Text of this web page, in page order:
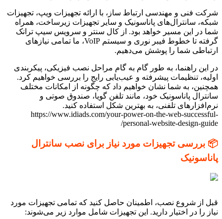
شرکت فنی و مهندسی ارتباط ساز، با ارائه تجهیزات ویپ، تجهیزات
شبکه، سانترال‌های پاناسونیک و سایر تجهیزات زیرساخت، همراه
شما در این مسیر خواهد بود. از کال سنتر و سرویس سیپ ترانک
گرفته تا خطوط فیبر نوری و سیستم VoIP، ما تمامی نیازهای
ارتباطی شما را پوشش می‌دهیم.
در این راهنما، به طور گام به گام مراحل نصب فیزیکی، پیکربندی
اولیه، تنظیمات پیشرفته و عیب‌یابی رایج را بررسی خواهیم کرد.
همچنین، به شما نشان خواهیم داد که چگونه از امکانات مختلف
سانترال پاناسونیک خود، مانند تلفن گویا، صندوق صوتی و
نرم‌افزارهای تلفنی، به بهترین شکل استفاده کنید.
https://www.idiads.com/your-power-on-the-web-successful-
personal-website-design-guide/
📦 بررسی تجهیزات مورد نیاز برای نصب سانترال
پاناسونیک
قبل از شروع نصب، اطمینان حاصل کنید که تمامی تجهیزات مورد
نیاز را در اختیار دارید. این تجهیزات شامل موارد زیر می‌شوند: